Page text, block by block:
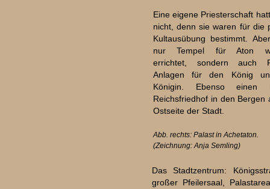
Eine eigene Priesterschaft
nicht, denn sie waren für die
Kultausübung bestimmt.
nur Tempel für Aton
errichtet, sondern auch
Anlagen für den König
Königin. Ebenso einen
Reichsfriedhof in den Bergen
Ostseite der Stadt.
Abb. rechts: Palast in Achetaton.
(Zeichnung: Anja Semling)
Das Stadtzentrum:
großer Pfeilersaal,